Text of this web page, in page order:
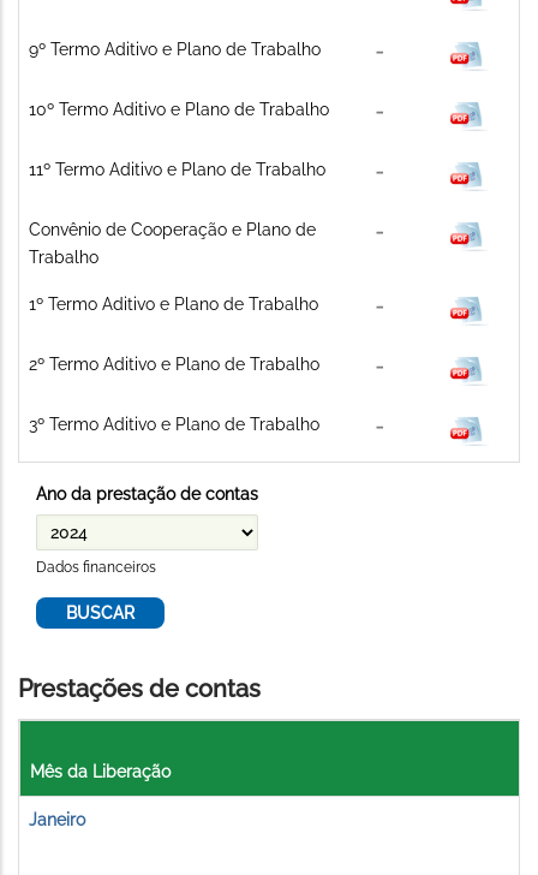
9º Termo Aditivo e Plano de Trabalho
10º Termo Aditivo e Plano de Trabalho
11º Termo Aditivo e Plano de Trabalho
Convênio de Cooperação e Plano de
Trabalho
1º Termo Aditivo e Plano de Trabalho
2º Termo Aditivo e Plano de Trabalho
3º Termo Aditivo e Plano de Trabalho
Ano da prestação de contas
Dados financeiros
Prestações de contas
Mês da Liberação
Janeiro